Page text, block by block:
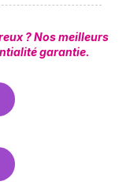
? Nos meilleurs
garantie.